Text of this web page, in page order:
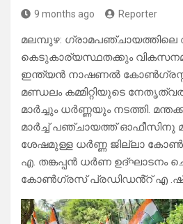
9 months ago Reporter
മലമ്പുഴ: ഗ്രാമപഞ്ചായത്തിലെ
കെടുകാര്യസ്ഥതക്കും
ഇന്ത്യൻ നാഷണൽ
മണ്ഡലം കമ്മിറ്റിയുടെ
മാർച്ചും ധർണ്ണയും നടത്തി.
മാർച്ച് പഞ്ചായത്ത് ഓഫീസിനു
ശേഷമുള്ള ധർണ്ണ ജില്ലാ
എ. തങ്കപ്പൻ ധർണ ഉദ്ഘാടനം
കോൺഗ്രസ് പ്രഡിഡൻ്റ് എ